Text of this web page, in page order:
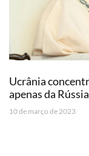
Ucrânia
apenas da
10 de março de 2023